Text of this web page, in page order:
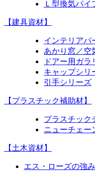
Ｌ型換気パイ
【建具資材】
インテリアパ
あかり窓／空
ドアー用ガラ
キャップシリ
引手シリーズ
【プラスチック補助材】
プラスチック
ニューチェー
【土木資材】
エス・ローズの強み